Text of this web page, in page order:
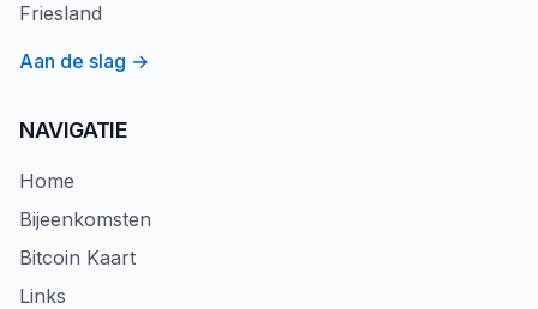
Friesland
Aan de slag →
NAVIGATIE
Home
Bijeenkomsten
Bitcoin Kaart
Links